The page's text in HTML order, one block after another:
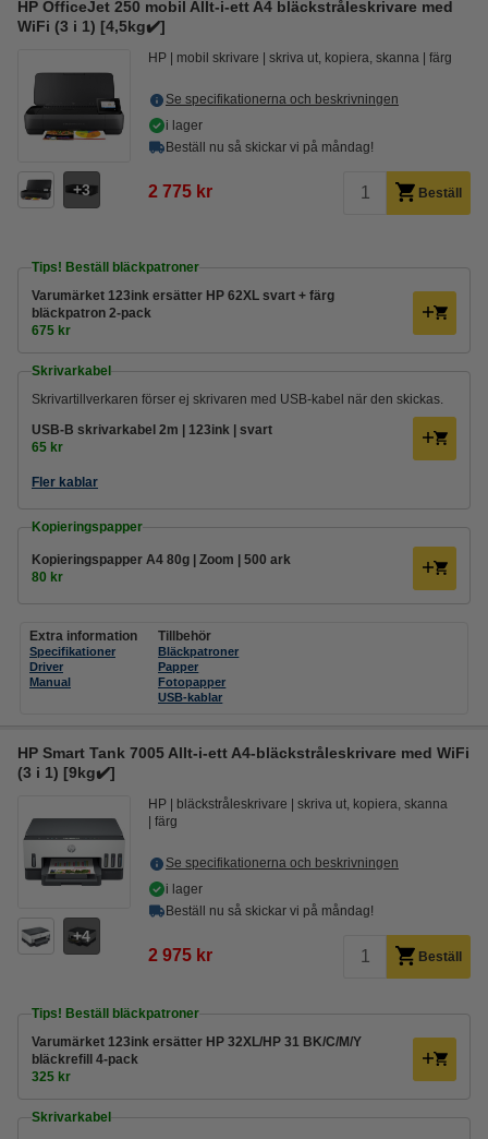
HP OfficeJet 250 mobil Allt-i-ett A4 bläckstråleskrivare med
WiFi (3 i 1) [4,5kg✔️]
3
HP mobil skrivare skriva ut, kopiera, skanna färg
Se specifikationerna och beskrivningen
i lager
Beställ nu så skickar vi på måndag!
2 775 kr Beställ
Tips! Beställ bläckpatroner
Varumärket 123ink ersätter HP 62XL svart + färg
bläckpatron 2-pack
675 kr
Skrivarkabel
Skrivartillverkaren förser ej skrivaren med USB-kabel när den skickas.
USB-B skrivarkabel 2m | 123ink | svart
65 kr
Fler kablar
Kopieringspapper
Kopieringspapper A4 80g | Zoom | 500 ark
80 kr
Extra information
Specifikationer
Driver
Manual
Tillbehör
Bläckpatroner
Papper
Fotopapper
USB-kablar
HP Smart Tank 7005 Allt-i-ett A4-bläckstråleskrivare med WiFi
(3 i 1) [9kg✔️]
4
HP bläckstråleskrivare
skriva ut, kopiera, skanna
färg
Se specifikationerna och beskrivningen
i lager
Beställ nu så skickar vi på måndag!
2 975 kr Beställ
Tips! Beställ bläckpatroner
Varumärket 123ink ersätter HP 32XL/HP 31 BK/C/M/Y
bläckrefill 4-pack
325 kr
Skrivarkabel